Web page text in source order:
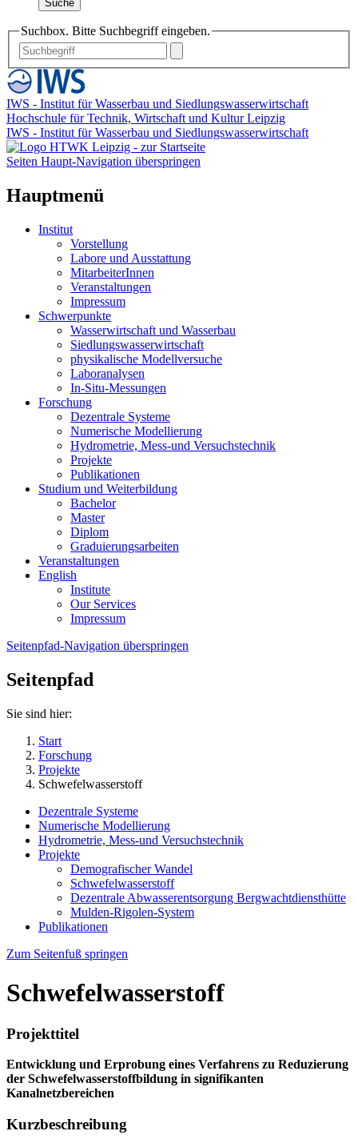
Suche
Suchbox. Bitte Suchbegriff eingeben.
IWS - Institut für Wasserbau und Siedlungswasserwirtschaft
Hochschule für Technik, Wirtschaft und Kultur Leipzig
IWS - Institut für Wasserbau und Siedlungswasserwirtschaft
Seiten Haupt-Navigation überspringen
Hauptmenü
Institut
Vorstellung
Labore und Ausstattung
MitarbeiterInnen
Veranstaltungen
Impressum
Schwerpunkte
Wasserwirtschaft und Wasserbau
Siedlungswasserwirtschaft
physikalische Modellversuche
Laboranalysen
In-Situ-Messungen
Forschung
Dezentrale Systeme
Numerische Modellierung
Hydrometrie, Mess-und Versuchstechnik
Projekte
Publikationen
Studium und Weiterbildung
Bachelor
Master
Diplom
Graduierungsarbeiten
Veranstaltungen
English
Institute
Our Services
Impressum
Seitenpfad-Navigation überspringen
Seitenpfad
Sie sind hier:
Start
Forschung
Projekte
Schwefelwasserstoff
Dezentrale Systeme
Numerische Modellierung
Hydrometrie, Mess-und Versuchstechnik
Projekte
Demografischer Wandel
Schwefelwasserstoff
Dezentrale Abwasserentsorgung Bergwachtdiensthütte
Mulden-Rigolen-System
Publikationen
Zum Seitenfuß springen
Schwefelwasserstoff
Projekttitel
Entwicklung und Erprobung eines Verfahrens zu Reduzierung
der Schwefelwasserstoffbildung in signifikanten
Kanalnetzbereichen
Kurzbeschreibung